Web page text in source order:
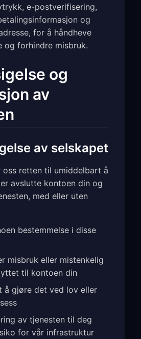
e-postverifisering,
og
for å håndheve
og forhindre misbruk.
og
av
av selskapet
retten til umiddelbart å
avslutte kontoen din og
med eller uten
bestemmelse i disse
misbruk eller mistenkelig
til kontoen din
å gjøre det ved lov eller
av tjenesten til deg
for vår infrastruktur